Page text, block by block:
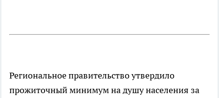
Региональное правительство утвердило
прожиточный минимум на душу населения за